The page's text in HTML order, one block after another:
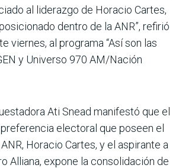
al liderazgo de Horacio Cartes,
dentro de la ANR”, refirió
viernes, al programa “Así son las
y Universo 970 AM/Nación
Ati Snead manifestó que el
electoral que poseen el
Horacio Cartes, y el aspirante a
Alliana, expone la consolidación de